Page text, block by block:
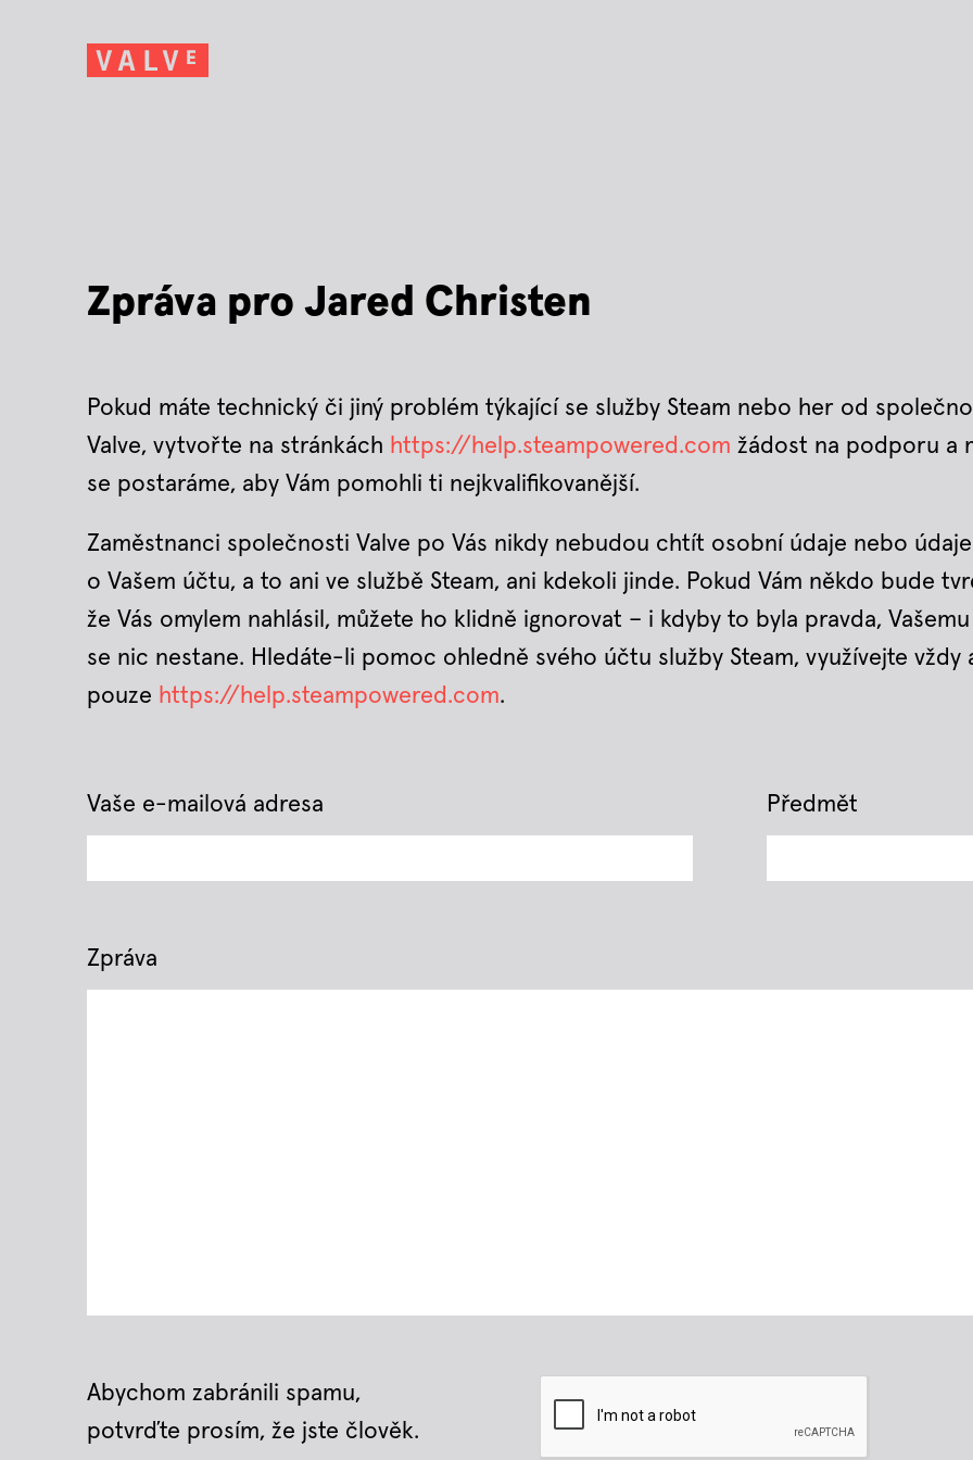
Zpráva pro Jared Christen
Pokud máte technický či jiný problém týkající se služby Steam nebo her od
Valve, vytvořte na stránkách https://help.steampowered.com žádost na podporu a
se postaráme, aby Vám pomohli ti nejkvalifikovanější.
Zaměstnanci společnosti Valve po Vás nikdy nebudou chtít osobní údaje nebo údaje
o Vašem účtu, a to ani ve službě Steam, ani kdekoli jinde. Pokud Vám někdo bude
že Vás omylem nahlásil, můžete ho klidně ignorovat – i kdyby to byla pravda,
se nic nestane. Hledáte-li pomoc ohledně svého účtu služby Steam, využívejte vždy
pouze https://help.steampowered.com.
Vaše e-mailová adresa Předmět
Zpráva
Abychom zabránili spamu,
potvrďte prosím, že jste člověk.